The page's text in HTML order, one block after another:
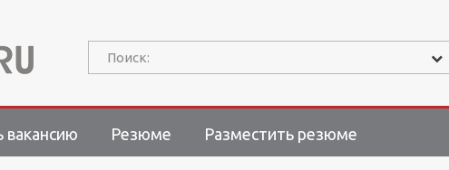
Поиск:
вакансию Резюме Разместить резюме